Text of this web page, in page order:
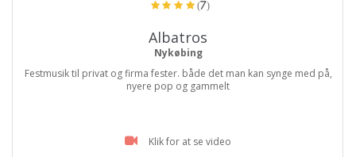
(7)
Albatros
Nykøbing
Festmusik til privat og firma fester. både det man kan synge med på,
nyere pop og gammelt
Klik for at se video